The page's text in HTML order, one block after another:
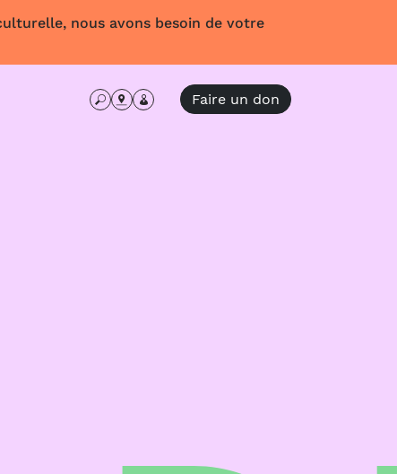
nous avons besoin de votre
Faire un don